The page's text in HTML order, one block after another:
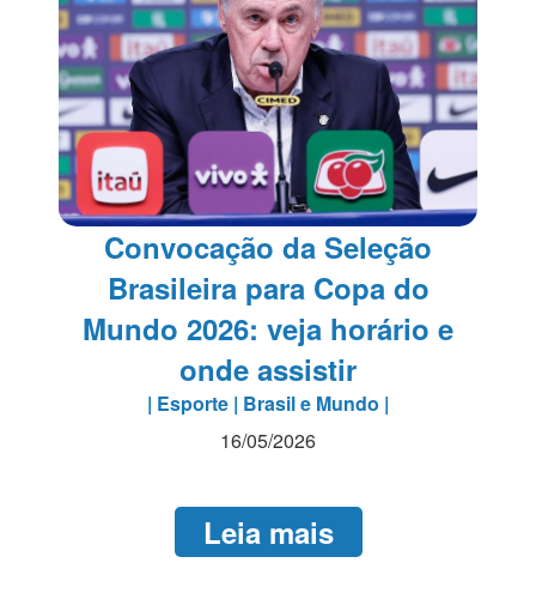
Convocação da Seleção
Brasileira para Copa do
Mundo 2026: veja horário e
onde assistir
| Esporte | Brasil e Mundo |
16/05/2026
Leia mais